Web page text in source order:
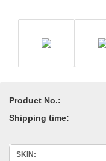
Product No.:
Shipping time:
SKIN: